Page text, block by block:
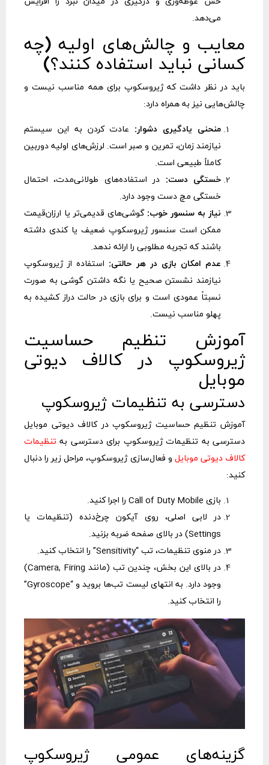
می‌دهد.
معایب و چالش‌های اولیه (چه
کسانی نباید استفاده کنند؟)
باید در نظر داشت که ژیروسکوپ برای همه مناسب نیست و
چالش‌هایی نیز به همراه دارد:
منحنی یادگیری دشوار: عادت کردن به این سیستم
نیازمند زمان، تمرین و صبر است. لرزش‌های اولیه دوربین
کاملاً طبیعی است.
خستگی دست: در استفاده‌های طولانی‌مدت، احتمال
خستگی مچ دست وجود دارد.
نیاز به سنسور خوب: گوشی‌های قدیمی‌تر یا ارزان‌قیمت
ممکن است سنسور ژیروسکوپ ضعیف یا کندی داشته
باشند که تجربه مطلوبی را ارائه ندهد.
عدم امکان بازی در هر حالتی: استفاده از ژیروسکوپ
نیازمند نشستن صحیح یا نگه داشتن گوشی به صورت
نسبتاً عمودی است و برای بازی در حالت دراز کشیده به
پهلو مناسب نیست.
آموزش تنظیم حساسیت
ژیروسکوپ در کالاف دیوتی
موبایل
دسترسی به تنظیمات ژیروسکوپ
آموزش تنظیم حساسیت ژیروسکوپ در کالاف دیوتی موبایل
دسترسی به تنظیمات ژیروسکوپ برای دسترسی به تنظیمات
کالاف دیوتی موبایل و فعال‌سازی ژیروسکوپ، مراحل زیر را دنبال
کنید:
بازی Call of Duty Mobile را اجرا کنید.
در لابی اصلی، روی آیکون چرخ‌دنده (تنظیمات یا
Settings) در بالای صفحه ضربه بزنید.
در منوی تنظیمات، تب “Sensitivity” را انتخاب کنید.
در بالای این بخش، چندین تب (مانند Camera, Firing)
وجود دارد. به انتهای لیست تب‌ها بروید و “Gyroscope”
را انتخاب کنید.
گزینه‌های عمومی ژیروسکوپ